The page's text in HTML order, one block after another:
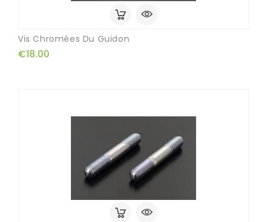
Vis Chromées Du Guidon
€18.00